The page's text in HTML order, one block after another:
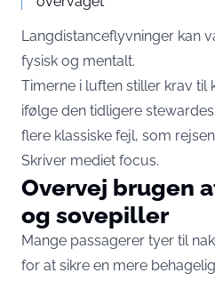
Langdistanceflyvninger kan
fysisk og mentalt.
Timerne i luften stiller krav
ifølge den tidligere
flere klassiske fejl, som
Skriver mediet focus.
Overvej brugen
og sovepiller
Mange passagerer tyer til
for at sikre en mere